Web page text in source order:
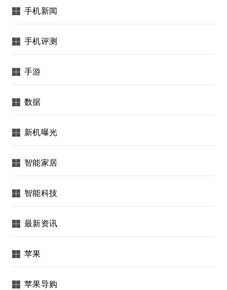
手机新闻
手机评测
手游
数据
新机曝光
智能家居
智能科技
最新资讯
苹果
苹果导购